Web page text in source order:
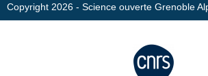
Copyright 2026 - Science ouverte Grenoble